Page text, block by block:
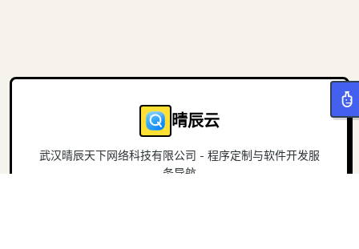
晴辰云
武汉晴辰天下网络科技有限公司 - 程序定制与软件开发服
务导航